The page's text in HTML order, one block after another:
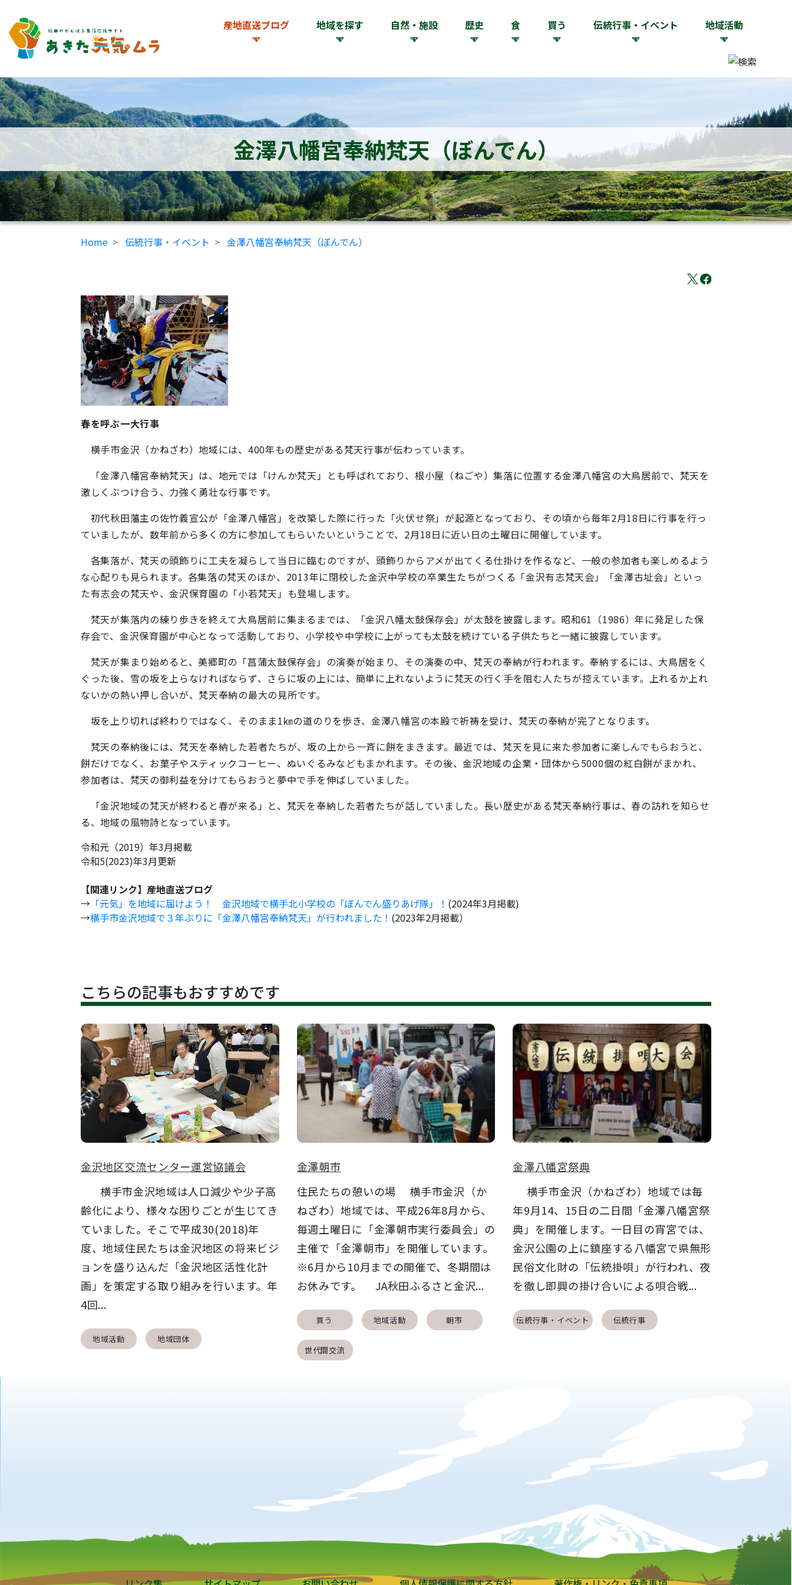
産地直送ブログ 地域を探す 自然・施設 歴史 食 買う 伝統行事・イベント 地域活動
金澤八幡宮奉納梵天（ぼんでん）
Home 伝統行事・イベント 金澤八幡宮奉納梵天（ぼんでん）
春を呼ぶ一大行事
横手市金沢（かねざわ）地域には、400年もの歴史がある梵天行事が伝わっています。
「金澤八幡宮奉納梵天」は、地元では「けんか梵天」とも呼ばれており、根小屋（ねごや）集落に位置する金澤八幡宮の大鳥居前で、梵天を
激しくぶつけ合う、力強く勇壮な行事です。
初代秋田藩主の佐竹義宣公が「金澤八幡宮」を改築した際に行った「火伏せ祭」が起源となっており、その頃から毎年2月18日に行事を行っ
ていましたが、数年前から多くの方に参加してもらいたいということで、 2月18日に近い日の土曜日に開催しています。
各集落が、梵天の頭飾りに工夫を凝らして当日に臨むのですが、頭飾りからアメが出てくる仕掛けを作るなど、一般の参加者も楽しめるよう
な心配りも見られます。各集落の梵天のほか、2013年に閉校した金沢中学校の卒業生たちがつくる「金沢有志梵天会」「金澤古址会」といっ
た有志会の梵天や、金沢保育園の「小若梵天」も登場します。
梵天が集落内の練り歩きを終えて大鳥居前に集まるまでは、「金沢八幡太鼓保存会」が太鼓を披露します。昭和61（1986）年に発足した保
存会で、金沢保育園が中心となって活動しており、小学校や中学校に上がっても太鼓を続けている子供たちと一緒に披露しています。
梵天が集まり始めると、美郷町の「菖蒲太鼓保存会」の演奏が始まり、その演奏の中、梵天の奉納が行われます。奉納するには、大鳥居をく
ぐった後、雪の坂を上らなければならず、さらに坂の上には、簡単に上れないように梵天の行く手を阻む人たちが控えています。上れるか上れ
ないかの熱い押し合いが、梵天奉納の最大の見所です。
坂を上り切れば終わりではなく、そのまま1㎞の道のりを歩き、金澤八幡宮の本殿で祈祷を受け、梵天の奉納が完了となります。
梵天の奉納後には、梵天を奉納した若者たちが、坂の上から一斉に餅をまきます。最近では、梵天を見に来た参加者に楽しんでもらおうと、
餅だけでなく、お菓子やスティックコーヒー、ぬいぐるみなどもまかれます。その後、金沢地域の企業・団体から5000個の紅白餅がまかれ、
参加者は、梵天の御利益を分けてもらおうと夢中で手を伸ばしていました。
「金沢地域の梵天が終わると春が来る」と、梵天を奉納した若者たちが話していました。長い歴史がある梵天奉納行事は、春の訪れを知らせ
る、地域の風物詩となっています。
令和元（2019）年3月掲載
令和5(2023)年3月更新
【関連リンク】産地直送ブログ
→ 「元気」を地域に届けよう！ 金沢地域で横手北小学校の「ぼんでん盛りあげ隊」！ (2024年3月掲載)
→横手市金沢地域で３年ぶりに「金澤八幡宮奉納梵天」が行われました！ (2023年2月掲載）
こちらの記事もおすすめです
金沢地区交流センター運営協議会
横手市金沢地域は人口減少や少子高
齢化により、様々な困りごとが生じてき
ていました。そこで平成30(2018)年
度、地域住民たちは金沢地区の将来ビジ
ョンを盛り込んだ「金沢地区活性化計
画」を策定する取り組みを行います。年
4回...
地域活動 地域団体
金澤朝市
住民たちの憩いの場 横手市金沢（か
ねざわ）地域では、平成26年8月から、
毎週土曜日に「金澤朝市実行委員会」の
主催で「金澤朝市」を開催しています。
※6月から10月までの開催で、冬期間は
お休みです。 JA秋田ふるさと金沢...
買う 地域活動 朝市
世代間交流
金澤八幡宮祭典
横手市金沢（かねざわ）地域では毎
年9月14、15日の二日間「金澤八幡宮祭
典」を開催します。一日目の宵宮では、
金沢公園の上に鎮座する八幡宮で県無形
民俗文化財の「伝統掛唄」が行われ、夜
を徹し即興の掛け合いによる唄合戦...
伝統行事・イベント 伝統行事